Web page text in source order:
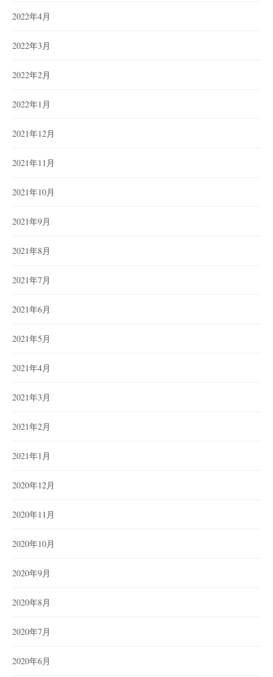
2022年4月
2022年3月
2022年2月
2022年1月
2021年12月
2021年11月
2021年10月
2021年9月
2021年8月
2021年7月
2021年6月
2021年5月
2021年4月
2021年3月
2021年2月
2021年1月
2020年12月
2020年11月
2020年10月
2020年9月
2020年8月
2020年7月
2020年6月